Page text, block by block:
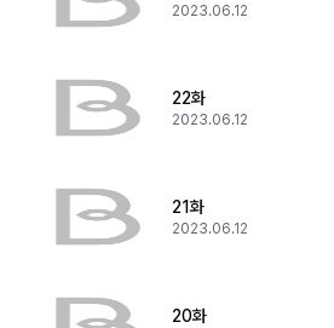
2023.06.12
22화
2023.06.12
21화
2023.06.12
20화